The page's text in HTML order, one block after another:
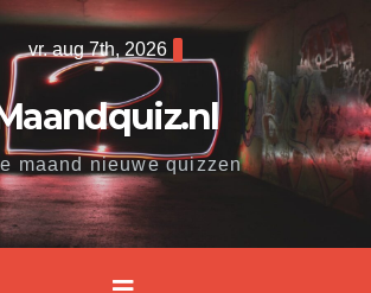
vr. aug 7th, 2026
maand nieuwe quizzen